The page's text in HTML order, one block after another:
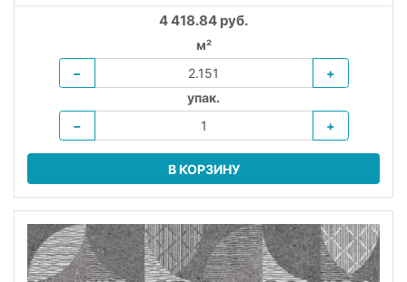
4 418.84 руб.
м²
−
+
упак.
−
+
В КОРЗИНУ